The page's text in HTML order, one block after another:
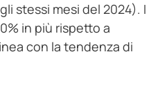
stessi mesi del 2024). I
in più rispetto a
con la tendenza di